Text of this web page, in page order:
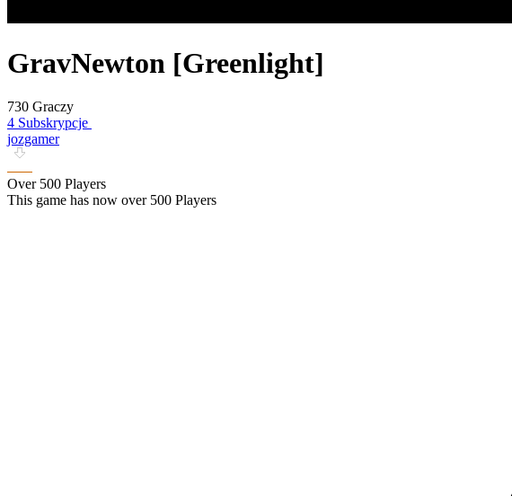
GravNewton [Greenlight]
730 Graczy
4 Subskrypcje
jozgamer
Over 500 Players
This game has now over 500 Players